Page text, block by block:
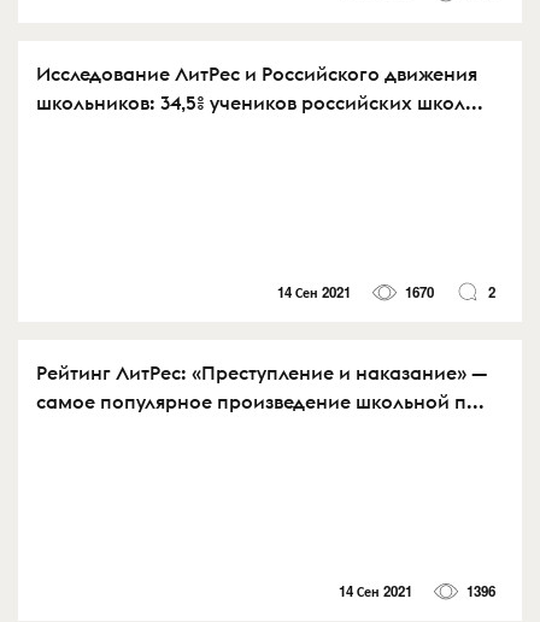
Исследование ЛитРес и Российского движения
школьников: 34,5% учеников российских школ...
14 Сен 2021 1670 2
Рейтинг ЛитРес: «Преступление и наказание» —
самое популярное произведение школьной п...
14 Сен 2021 1396